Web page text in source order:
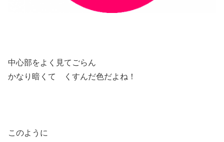
中心部をよく見てごらん
かなり暗くて くすんだ色だよね！
このように